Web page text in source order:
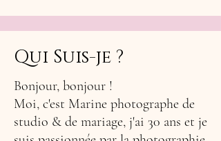
Qui Suis-je ?
Bonjour, bonjour !
Moi, c'est Marine photographe de
studio & de mariage, j'ai 30 ans et je